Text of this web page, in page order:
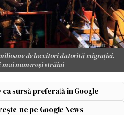
milioane de locuitori datorită migrației.
mai numeroși străini
ca sursă preferată în Google
ne pe Google News